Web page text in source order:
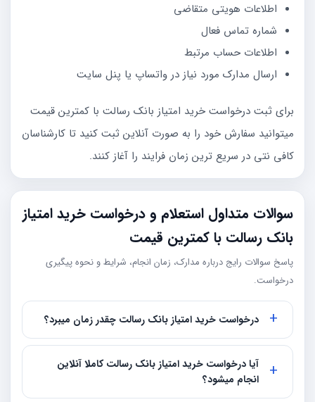
اطلاعات هویتی متقاضی
شماره تماس فعال
اطلاعات حساب مرتبط
ارسال مدارک مورد نیاز در واتساپ یا پنل سایت
برای ثبت درخواست خرید امتیاز بانک رسالت با کمترین قیمت
میتوانید سفارش خود را به صورت آنلاین ثبت کنید تا کارشناسان
کافی نتی در سریع ترین زمان فرایند را آغاز کنند.
سوالات متداول استعلام و درخواست خرید امتیاز
بانک رسالت با کمترین قیمت
پاسخ سوالات رایج درباره مدارک، زمان انجام، شرایط و نحوه پیگیری
درخواست.
درخواست خرید امتیاز بانک رسالت چقدر زمان میبرد؟
آیا درخواست خرید امتیاز بانک رسالت کاملا آنلاین
انجام میشود؟